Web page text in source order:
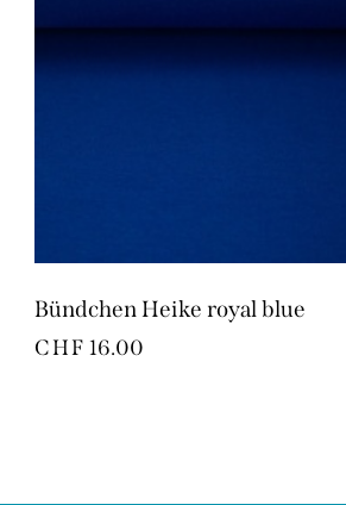
Bündchen Heike royal blue
CHF 16.00